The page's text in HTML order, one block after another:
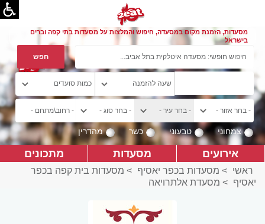
מסעדות, הזמנת מקום במסעדה, חיפוש והמלצות על מסעדות בתי קפה וברים
בישראל
צמחוני טבעוני כשר מהדרין
אירועים מסעדות מתכונים
ראשי > מסעדות בכפר יאסיף > מסעדות בית קפה בכפר
יאסיף > מסעדת אלתרויאה